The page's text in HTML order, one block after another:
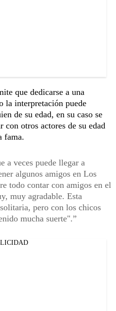
que dedicarse a una
la interpretación puede
de su edad, en su caso se
con otros actores de su edad
fama.
a veces puede llegar a
algunos amigos en Los
todo contar con amigos en el
muy agradable. Esta
pero con los chicos
mucha suerte".